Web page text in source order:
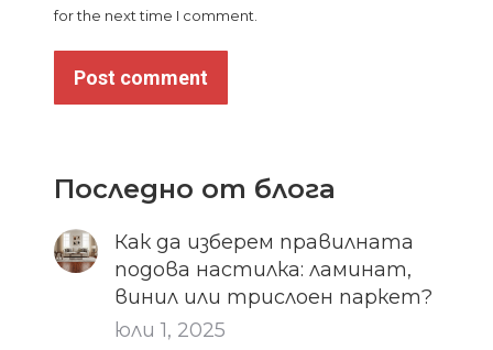
for the next time I comment.
Post comment
Последно от блога
Как да изберем правилната
подова настилка: ламинат,
винил или трислоен паркет?
юли 1, 2025